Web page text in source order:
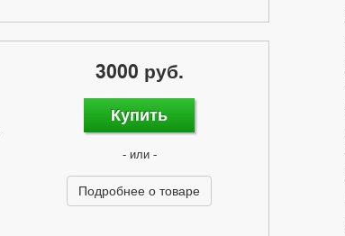
3000 руб.
Купить
- или -
Подробнее о товаре